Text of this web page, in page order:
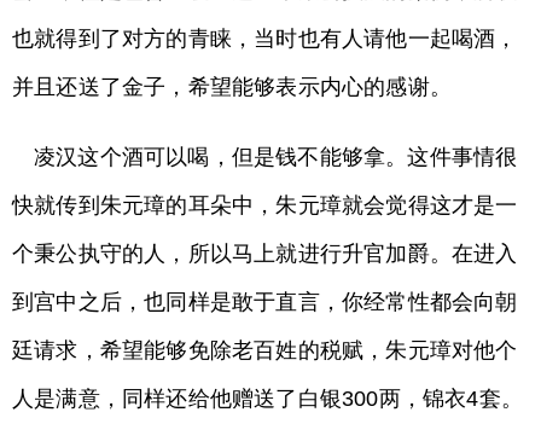
也就得到了对方的青睐，当时也有人请他一起喝酒，
并且还送了金子，希望能够表示内心的感谢。
凌汉这个酒可以喝，但是钱不能够拿。这件事情很
快就传到朱元璋的耳朵中，朱元璋就会觉得这才是一
个秉公执守的人，所以马上就进行升官加爵。在进入
到宫中之后，也同样是敢于直言，你经常性都会向朝
廷请求，希望能够免除老百姓的税赋，朱元璋对他个
人是满意，同样还给他赠送了白银300两，锦衣4套。